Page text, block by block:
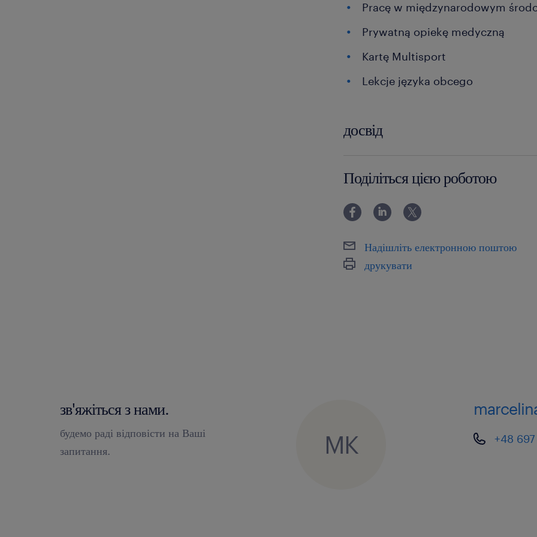
Pracę w międzynarodowym
Prywatną opiekę medyczną
Kartę Multisport
Lekcje języka obcego
досвід
Поділіться цією роботою
Надішліть електронною поштою
друкувати
зв'яжіться з нами.
будемо раді відповісти на Ваші
запитання.
MK +48